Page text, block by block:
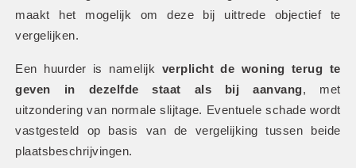
maakt het mogelijk om deze bij uittrede objectief te
vergelijken.
Een huurder is namelijk verplicht de woning terug te
geven in dezelfde staat als bij aanvang, met
uitzondering van normale slijtage. Eventuele schade wordt
vastgesteld op basis van de vergelijking tussen beide
plaatsbeschrijvingen.